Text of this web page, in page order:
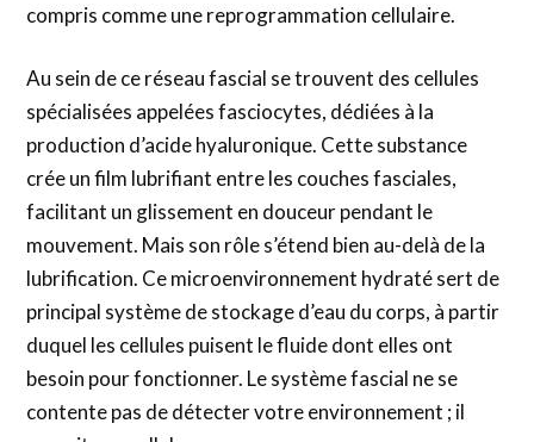
compris comme une reprogrammation cellulaire.
Au sein de ce réseau fascial se trouvent des cellules
spécialisées appelées fasciocytes, dédiées à la
production d’acide hyaluronique. Cette substance
crée un film lubrifiant entre les couches fasciales,
facilitant un glissement en douceur pendant le
mouvement. Mais son rôle s’étend bien au-delà de la
lubrification. Ce microenvironnement hydraté sert de
principal système de stockage d’eau du corps, à partir
duquel les cellules puisent le fluide dont elles ont
besoin pour fonctionner. Le système fascial ne se
contente pas de détecter votre environnement ; il